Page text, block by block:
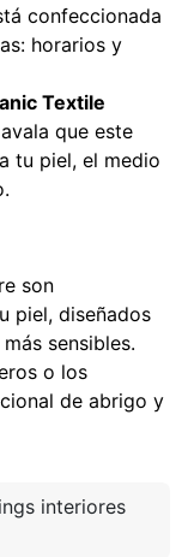
confeccionada
horarios y
Textile
que este
tu piel, el medio
son
piel, diseñados
sensibles.
o los
de abrigo y
interiores